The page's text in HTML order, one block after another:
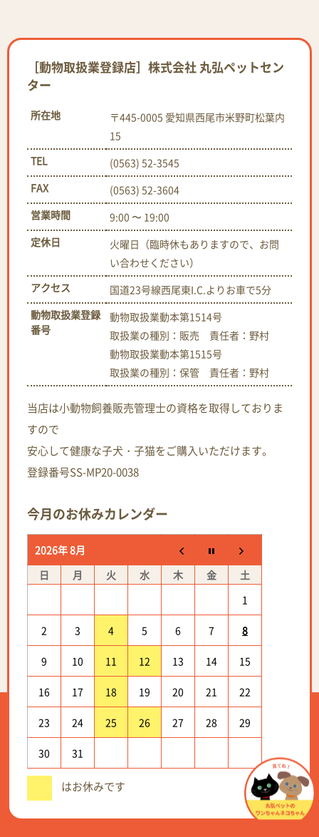
［動物取扱業登録店］株式会社 丸弘ペットセン
ター
所在地
〒445-0005 愛知県西尾市米野町松葉内
15
TEL
(0563) 52-3545
FAX
(0563) 52-3604
営業時間
9:00 〜 19:00
定休日
火曜日（臨時休もありますので、お問
い合わせください）
アクセス
国道23号線西尾東I.C.よりお車で5分
動物取扱業登録
番号
動物取扱業動本第1514号
取扱業の種別：販売 責任者：野村
動物取扱業動本第1515号
取扱業の種別：保管 責任者：野村
当店は小動物飼養販売管理士の資格を取得しておりま
すので
安心して健康な子犬・子猫をご購入いただけます。
登録番号SS-MP20-0038
今月のお休みカレンダー
2026年 8月
日
月 火 水 木 金
土
1
2 3 4 5 6 7 8
9 10 11 12 13 14 15
16 17 18 19 20 21 22
23 24 25 26 27 28 29
30 31
はお休みです